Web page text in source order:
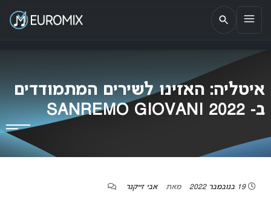
EUROMIX
אתר הבית של האירוויזיון בישראל
איטליה: האזינו לשירים המתמודדים
ב- SANREMO GIOVANI 2022
19 בנובמבר 2022 מאת אבי זייקנר